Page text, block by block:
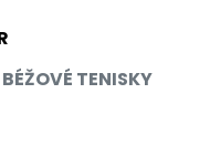
TENISKY